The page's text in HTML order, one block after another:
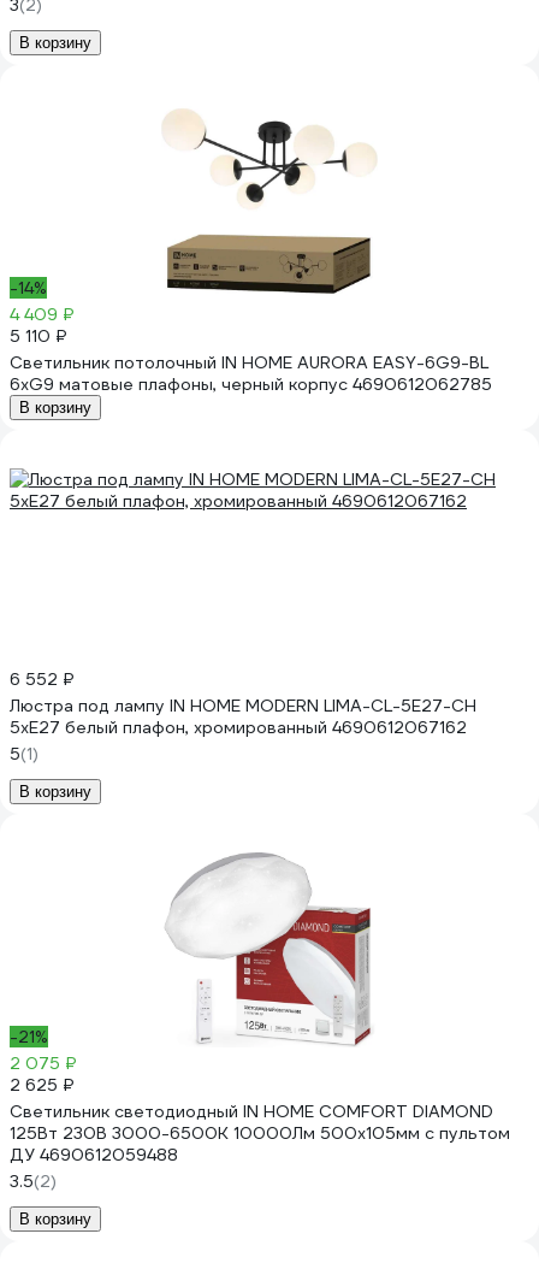
3(2)
В корзину
-14%
4 409 ₽
5 110 ₽
Светильник потолочный IN HOME AURORA EASY-6G9-BL
6хG9 матовые плафоны, черный корпус 4690612062785
В корзину
6 552 ₽
Люстра под лампу IN HOME MODERN LIMA-CL-5E27-CH
5хЕ27 белый плафон, хромированный 4690612067162
5(1)
В корзину
-21%
2 075 ₽
2 625 ₽
Светильник светодиодный IN HOME COMFORT DIAMOND
125Вт 230В 3000-6500K 10000Лм 500x105мм с пультом
ДУ 4690612059488
3.5(2)
В корзину